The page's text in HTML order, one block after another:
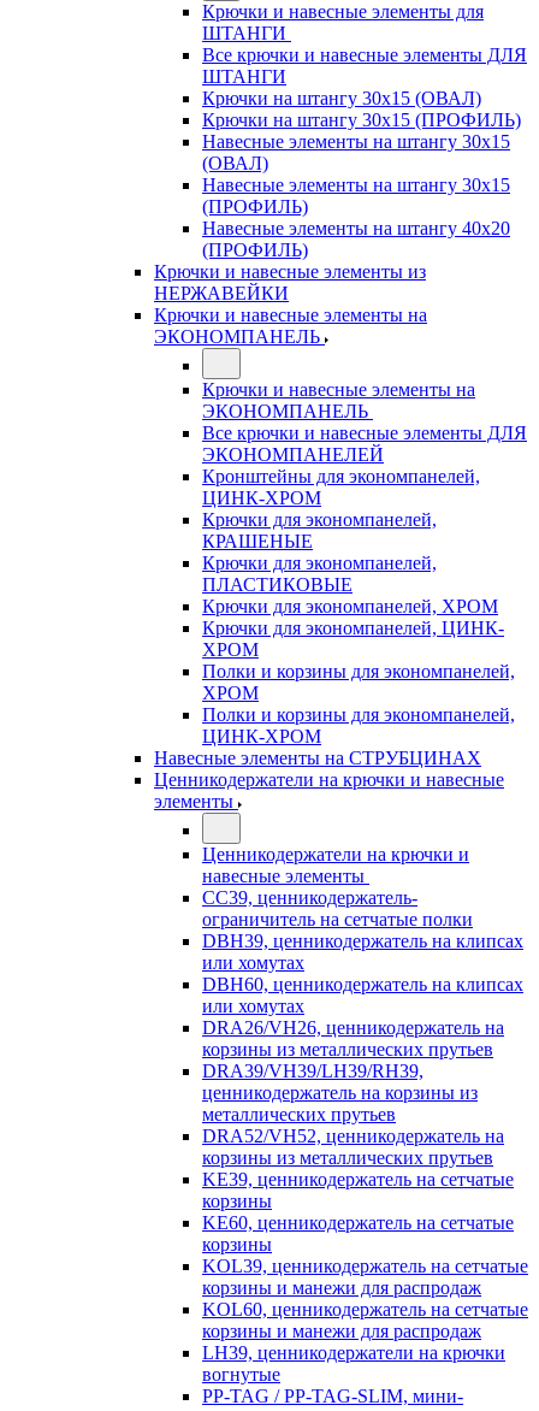
Крючки и навесные элементы для
ШТАНГИ
Все крючки и навесные элементы ДЛЯ
ШТАНГИ
Крючки на штангу 30х15 (ОВАЛ)
Крючки на штангу 30х15 (ПРОФИЛЬ)
Навесные элементы на штангу 30х15
(ОВАЛ)
Навесные элементы на штангу 30х15
(ПРОФИЛЬ)
Навесные элементы на штангу 40х20
(ПРОФИЛЬ)
Крючки и навесные элементы из
НЕРЖАВЕЙКИ
Крючки и навесные элементы на
ЭКОНОМПАНЕЛЬ
Крючки и навесные элементы на
ЭКОНОМПАНЕЛЬ
Все крючки и навесные элементы ДЛЯ
ЭКОНОМПАНЕЛЕЙ
Кронштейны для экономпанелей,
ЦИНК-ХРОМ
Крючки для экономпанелей,
КРАШЕНЫЕ
Крючки для экономпанелей,
ПЛАСТИКОВЫЕ
Крючки для экономпанелей, ХРОМ
Крючки для экономпанелей, ЦИНК-
ХРОМ
Полки и корзины для экономпанелей,
ХРОМ
Полки и корзины для экономпанелей,
ЦИНК-ХРОМ
Навесные элементы на СТРУБЦИНАХ
Ценникодержатели на крючки и навесные
элементы
Ценникодержатели на крючки и
навесные элементы
CC39, ценникодержатель-
ограничитель на сетчатые полки
DBH39, ценникодержатель на клипсах
или хомутах
DBH60, ценникодержатель на клипсах
или хомутах
DRA26/VH26, ценникодержатель на
корзины из металлических прутьев
DRA39/VH39/LH39/RH39,
ценникодержатель на корзины из
металлических прутьев
DRA52/VH52, ценникодержатель на
корзины из металлических прутьев
KE39, ценникодержатель на сетчатые
корзины
KE60, ценникодержатель на сетчатые
корзины
KOL39, ценникодержатель на сетчатые
корзины и манежи для распродаж
KOL60, ценникодержатель на сетчатые
корзины и манежи для распродаж
LH39, ценникодержатели на крючки
вогнутые
PP-TAG / PP-TAG-SLIM, мини-